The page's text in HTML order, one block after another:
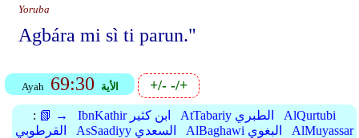
Yoruba
Agbára mi sì ti parun."
Ayah 69:30 الأية +/--/+
: 📗 → IbnKathir ابن كثير AtTabariy الطبري
AlQurtubi
القرطوبي
AsSaadiyy السعدي AlBaghawi البغوي
AlMuyassar